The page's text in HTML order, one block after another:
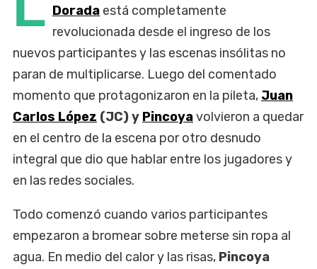
Dorada está completamente
revolucionada desde el ingreso de los
nuevos participantes y las escenas insólitas no
paran de multiplicarse. Luego del comentado
momento que protagonizaron en la pileta, Juan
Carlos López (JC) y Pincoyavolvieron a quedar
en el centro de la escena por otro desnudo
integral que dio que hablar entre los jugadores y
en las redes sociales.
Todo comenzó cuando varios participantes
empezaron a bromear sobre meterse sin ropa al
agua. En medio del calor y las risas, Pincoya